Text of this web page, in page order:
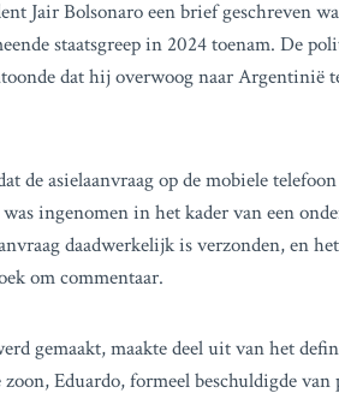
Jair Bolsonaro een brief geschreven
staatsgreep in 2024 toenam. De
dat hij overwoog naar Argentinië
de asielaanvraag op de mobiele
ingenomen in het kader van een
daadwerkelijk is verzonden, en
om commentaar.
gemaakt, maakte deel uit van het
Eduardo, formeel beschuldigde van